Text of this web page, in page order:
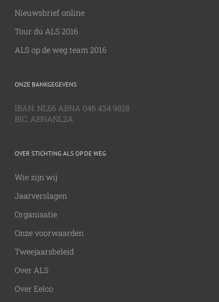
Nieuwsbrief online
Tour du ALS 2016
ALS op de weg team 2016
ONZE BANKGEGEVENS
IBAN: NL66 ABNA 046 434 9818
BIC: ABNANL2A
OVER STICHTING ALS OP DE WEG
Wie zijn wij
Jaarverslagen
Organisatie
Onze voorwaarden
Tweejaarsbeleid
Over ALS
Over Eelco